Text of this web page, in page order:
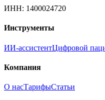
ИНН: 1400024720
Инструменты
ИИ-ассистентЦифровой
Компания
О насТарифыСтатьи